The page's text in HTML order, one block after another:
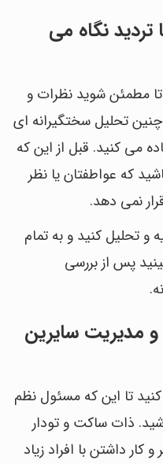
تردید نگاه می
مطمئن شوید نظرات و
تحلیل سختگیرانه ای
می کنید. قبل از این که
که عواطفتان یا نظر
نمی دهد.
و تحلیل کنید و به تمام
پس از بررسی
و مدیریت سایرین
تا این که مسئول نظم
ذات ساکت و تودار
داشتن با افراد زیاد